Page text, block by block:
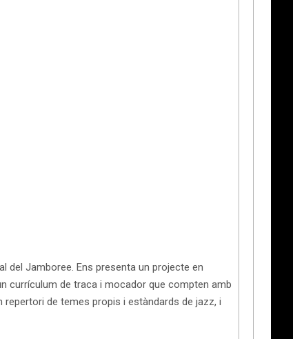
del Jamboree. Ens presenta un projecte en
currículum de traca i mocador que compten amb
de temes propis i estàndards de jazz, i